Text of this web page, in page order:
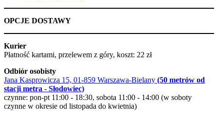
OPCJE DOSTAWY
Kurier
Płatność kartami, przelewem z góry, koszt: 22 zł
Odbiór osobisty
Jana Kasprowicza 15, 01-859 Warszawa-Bielany (50 metrów od
stacji metra - Słodowiec)
czynne: pon-pt 11:00 - 18:30, sobota 11:00 - 14:00 (w soboty
czynne w okresie od listopada do kwietnia)